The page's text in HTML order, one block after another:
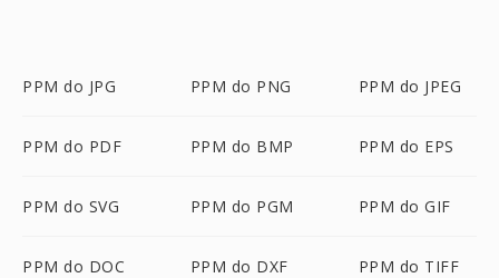
PPM do JPG PPM do PNG PPM do JPEG
PPM do PDF PPM do BMP PPM do EPS
PPM do SVG PPM do PGM PPM do GIF
PPM do DOC PPM do DXF PPM do TIFF